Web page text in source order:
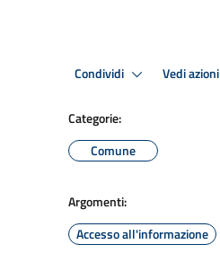
Condividi Vedi azioni
Categorie:
Comune
Argomenti:
Accesso all'informazione